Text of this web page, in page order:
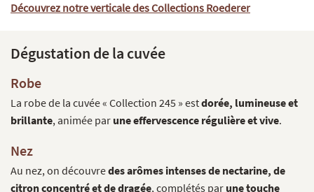
Découvrez notre verticale des Collections Roederer
Dégustation de la cuvée
Robe
La robe de la cuvée « Collection 245 » estdorée, lumineuse et
brillante, animée par une effervescence régulière et vive.
Nez
Au nez, on découvredes arômes intenses de nectarine, de
citron concentré et de dragée, complétés par une touche